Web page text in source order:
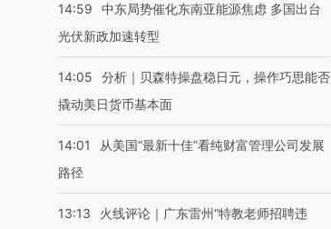
14:59
中东局势催化东南亚能源焦虑 多国出台
光伏新政加速转型
14:05
分析｜贝森特操盘稳日元，操作巧思能否
撬动美日货币基本面
14:01
从美国“最新十佳”看纯财富管理公司发展
路径
13:13
火线评论｜广东雷州“特教老师招聘违